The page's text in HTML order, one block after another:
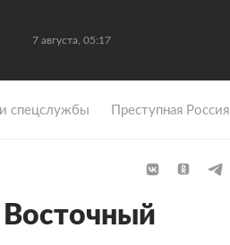
7 августа, 05:17
спецслужбы Преступная Россия